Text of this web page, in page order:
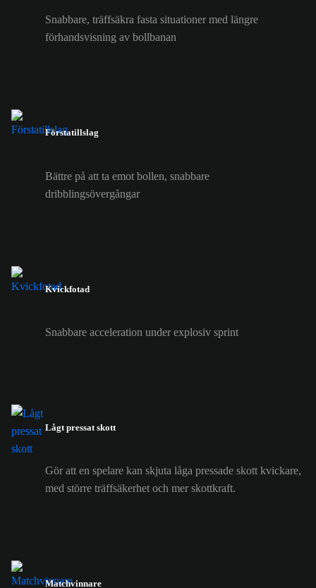
Snabbare, träffsäkra fasta situationer med längre
förhandsvisning av bollbanan
Förstatillslag
Bättre på att ta emot bollen, snabbare
dribblingsövergångar
Kvickfotad
Snabbare acceleration under explosiv sprint
Lågt pressat skott
Gör att en spelare kan skjuta låga pressade skott kvickare,
med större träffsäkerhet och mer skottkraft.
Matchvinnare